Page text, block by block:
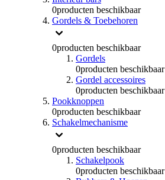
0producten beschikbaar
Gordels & Toebehoren
0producten beschikbaar
Gordels
0producten beschikbaar
Gordel accessoires
0producten beschikbaar
Pookknoppen
0producten beschikbaar
Schakelmechanisme
0producten beschikbaar
Schakelpook
0producten beschikbaar